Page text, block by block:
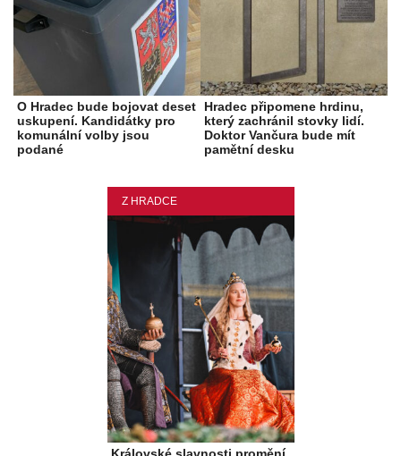
O Hradec bude bojovat deset
uskupení. Kandidátky pro
komunální volby jsou
podané
Hradec připomene hrdinu,
který zachránil stovky lidí.
Doktor Vančura bude mít
pamětní desku
Z HRADCE